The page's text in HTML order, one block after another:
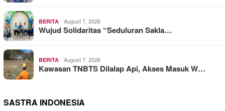
BERITA August 7, 2026
Wujud Solidaritas “Seduluran Sakla…
BERITA August 7, 2026
Kawasan TNBTS Dilalap Api, Akses Masuk W…
SASTRA INDONESIA